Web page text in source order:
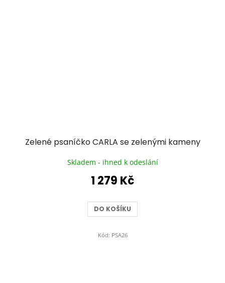
Zelené psaníčko CARLA se zelenými kameny
Skladem - ihned k odeslání
1 279 Kč
DO KOŠÍKU
Kód: PSA26